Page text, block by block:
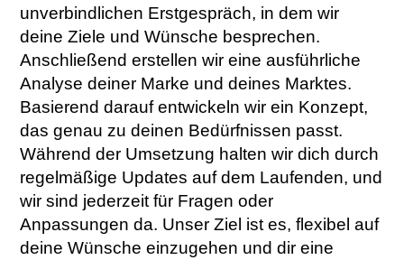
unverbindlichen Erstgespräch, in dem wir
deine Ziele und Wünsche besprechen.
Anschließend erstellen wir eine ausführliche
Analyse deiner Marke und deines Marktes.
Basierend darauf entwickeln wir ein Konzept,
das genau zu deinen Bedürfnissen passt.
Während der Umsetzung halten wir dich durch
regelmäßige Updates auf dem Laufenden, und
wir sind jederzeit für Fragen oder
Anpassungen da. Unser Ziel ist es, flexibel auf
deine Wünsche einzugehen und dir eine